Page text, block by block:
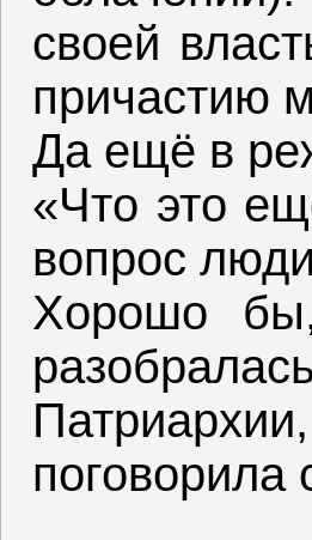
своей
причастию
Да ещё в
«Что это
вопрос
Хорошо
поговорила